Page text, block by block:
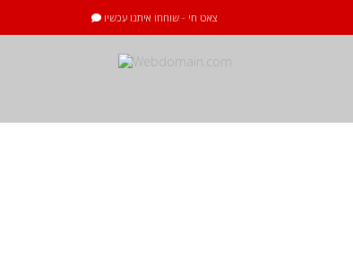
צאט חי - שוחחו איתנו עכשיו